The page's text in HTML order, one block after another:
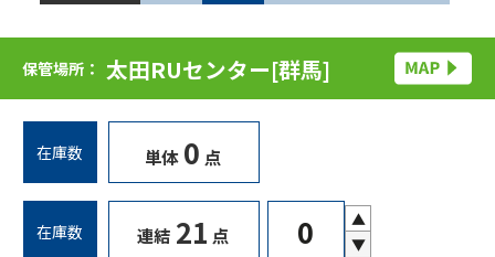
保管場所： 太田RUセンター[群馬]
在庫数 単体 0 点
在庫数 連結 21 点
▲
▼